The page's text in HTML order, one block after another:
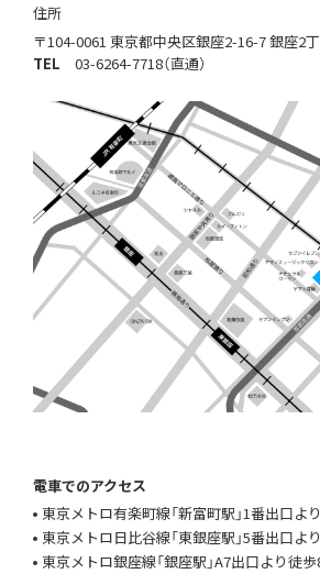
住所
〒104-0061 東京都中央区銀座2-16-7 銀座2
TEL
03-6264-7718（直通）
電車でのアクセス
東京メトロ有楽町線「新富町駅」1番出口よ
東京メトロ日比谷線「東銀座駅」5番出口よ
東京メトロ銀座線「銀座駅」A7出口より徒